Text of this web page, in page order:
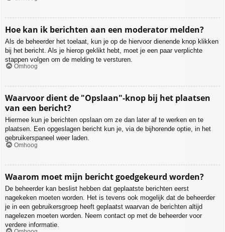
Hoe kan ik berichten aan een moderator melden?
Als de beheerder het toelaat, kun je op de hiervoor dienende knop klikken
bij het bericht. Als je hierop geklikt hebt, moet je een paar verplichte
stappen volgen om de melding te versturen.
Omhoog
Waarvoor dient de "Opslaan"-knop bij het plaatsen
van een bericht?
Hiermee kun je berichten opslaan om ze dan later af te werken en te
plaatsen. Een opgeslagen bericht kun je, via de bijhorende optie, in het
gebruikerspaneel weer laden.
Omhoog
Waarom moet mijn bericht goedgekeurd worden?
De beheerder kan beslist hebben dat geplaatste berichten eerst
nagekeken moeten worden. Het is tevens ook mogelijk dat de beheerder
je in een gebruikersgroep heeft geplaatst waarvan de berichten altijd
nagelezen moeten worden. Neem contact op met de beheerder voor
verdere informatie.